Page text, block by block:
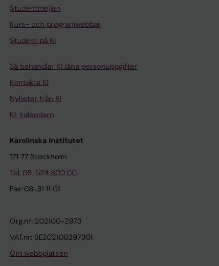
Studentmejlen
Kurs- och programwebbar
Student på KI
Så behandlar KI dina personuppgifter
Kontakta KI
Nyheter från KI
KI-kalendern
Karolinska Institutet
171 77 Stockholm
Tel: 08-524 800 00
Fax: 08-31 11 01
Org.nr: 202100-2973
VAT.nr: SE202100297301
Om webbplatsen